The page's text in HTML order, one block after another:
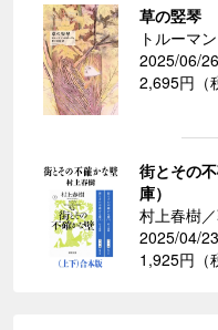
草の竪琴
トルーマ
2025/06/26
2,695円（
街とその
庫）
村上春樹
2025/04/23
1,925円（